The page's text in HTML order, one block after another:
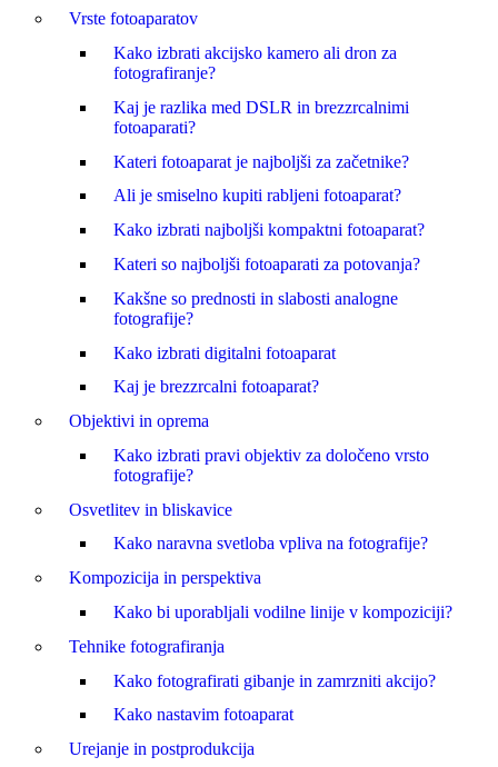
Vrste fotoaparatov
Kako izbrati akcijsko kamero ali dron za
fotografiranje?
Kaj je razlika med DSLR in brezzrcalnimi
fotoaparati?
Kateri fotoaparat je najboljši za začetnike?
Ali je smiselno kupiti rabljeni fotoaparat?
Kako izbrati najboljši kompaktni fotoaparat?
Kateri so najboljši fotoaparati za potovanja?
Kakšne so prednosti in slabosti analogne
fotografije?
Kako izbrati digitalni fotoaparat
Kaj je brezzrcalni fotoaparat?
Objektivi in oprema
Kako izbrati pravi objektiv za določeno vrsto
fotografije?
Osvetlitev in bliskavice
Kako naravna svetloba vpliva na fotografije?
Kompozicija in perspektiva
Kako bi uporabljali vodilne linije v kompoziciji?
Tehnike fotografiranja
Kako fotografirati gibanje in zamrzniti akcijo?
Kako nastavim fotoaparat
Urejanje in postprodukcija